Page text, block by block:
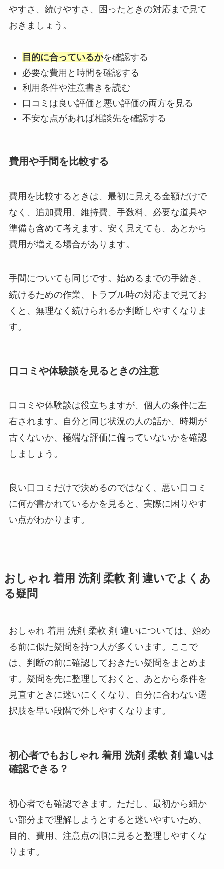
やすさ、続けやすさ、困ったときの対応まで見て
おきましょう。
目的に合っているかを確認する
必要な費用と時間を確認する
利用条件や注意書きを読む
口コミは良い評価と悪い評価の両方を見る
不安な点があれば相談先を確認する
費用や手間を比較する
費用を比較するときは、最初に見える金額だけで
なく、追加費用、維持費、手数料、必要な道具や
準備も含めて考えます。安く見えても、あとから
費用が増える場合があります。
手間についても同じです。始めるまでの手続き、
続けるための作業、トラブル時の対応まで見てお
くと、無理なく続けられるか判断しやすくなりま
す。
口コミや体験談を見るときの注意
口コミや体験談は役立ちますが、個人の条件に左
右されます。自分と同じ状況の人の話か、時期が
古くないか、極端な評価に偏っていないかを確認
しましょう。
良い口コミだけで決めるのではなく、悪い口コミ
に何が書かれているかを見ると、実際に困りやす
い点がわかります。
おしゃれ 着用 洗剤 柔軟 剤 違いでよくあ
る疑問
おしゃれ 着用 洗剤 柔軟 剤 違いについては、始め
る前に似た疑問を持つ人が多くいます。ここで
は、判断の前に確認しておきたい疑問をまとめま
す。疑問を先に整理しておくと、あとから条件を
見直すときに迷いにくくなり、自分に合わない選
択肢を早い段階で外しやすくなります。
初心者でもおしゃれ 着用 洗剤 柔軟 剤 違いは
確認できる？
初心者でも確認できます。ただし、最初から細か
い部分まで理解しようとすると迷いやすいため、
目的、費用、注意点の順に見ると整理しやすくな
ります。